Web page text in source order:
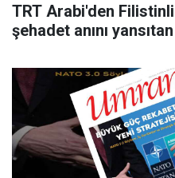
TRT Arabi'den
şehadet anını